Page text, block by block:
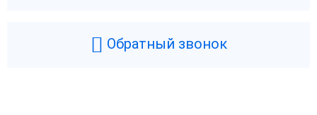
Коробка
Обратный звонок